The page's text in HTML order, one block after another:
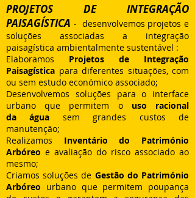
PROJETOS DE INTEGRAÇÃO
PAISAGÍSTICA - desenvolvemos projetos e
soluções associadas a integração
paisagística ambientalmente sustentável :
Elaboramos Projetos de Integração
Paisagística para diferentes situações, com
ou sem estudo económico associado;
Desenvolvemos soluções para o interface
urbano que permitem o uso racional
daágua sem grandes custos de
manutenção;
Realizamos Inventário do Património
Arbóreo e avaliação do risco associado ao
mesmo;
Criamos soluções de Gestão do Património
Arbóreo urbano que permitem poupança